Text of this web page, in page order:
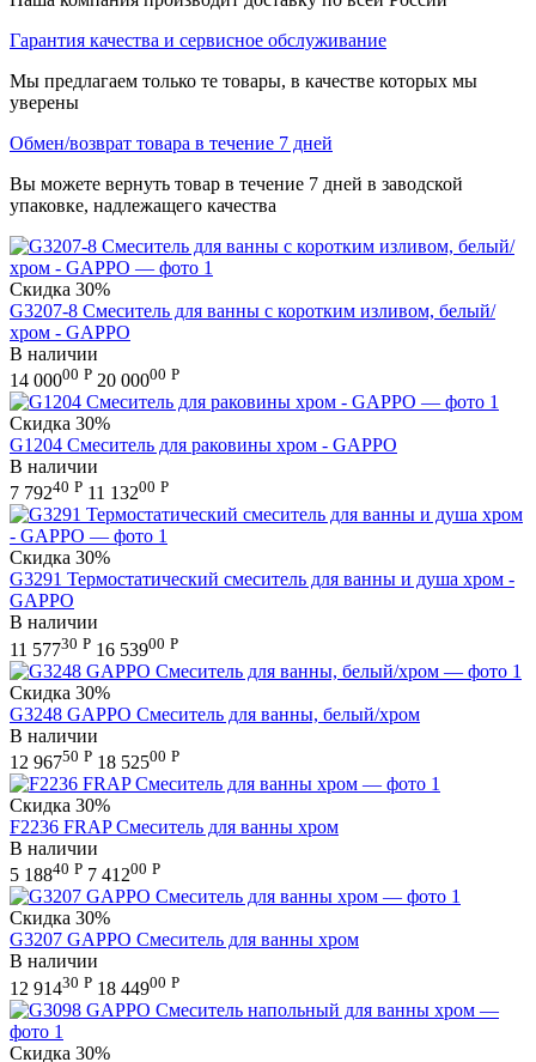
Гарантия качества и сервисное обслуживание
Мы предлагаем только те товары, в качестве которых мы
уверены
Обмен/возврат товара в течение 7 дней
Вы можете вернуть товар в течение 7 дней в заводской
упаковке, надлежащего качества
Скидка 30%
G3207-8 Смеситель для ванны с коротким изливом, белый/
хром - GAPPO
В наличии
14 00000 Р 20 00000 Р
Скидка 30%
G1204 Смеситель для раковины хром - GAPPO
В наличии
7 79240 Р 11 13200 Р
Скидка 30%
G3291 Термостатический смеситель для ванны и душа хром -
GAPPO
В наличии
11 57730 Р 16 53900 Р
Скидка 30%
G3248 GAPPO Смеситель для ванны, белый/хром
В наличии
12 96750 Р 18 52500 Р
Скидка 30%
F2236 FRAP Смеситель для ванны хром
В наличии
5 18840 Р 7 41200 Р
Скидка 30%
G3207 GAPPO Смеситель для ванны хром
В наличии
12 91430 Р 18 44900 Р
Скидка 30%